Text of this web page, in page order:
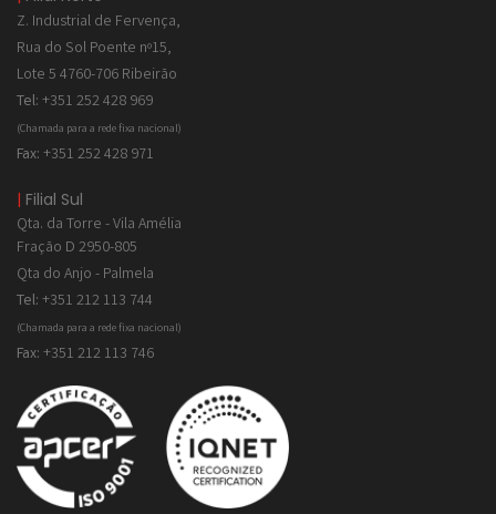
Z. Industrial de Fervença,
Rua do Sol Poente nº15,
Lote 5 4760-706 Ribeirão
Tel: +351 252 428 969
(Chamada para a rede fixa nacional)
Fax: +351 252 428 971
| Filial Sul
Qta. da Torre - Vila Amélia
Fração D 2950-805
Qta do Anjo - Palmela
Tel: +351 212 113 744
(Chamada para a rede fixa nacional)
Fax: +351 212 113 746